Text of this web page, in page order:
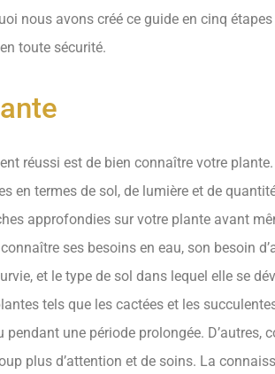
nous avons créé ce guide en cinq
toute sécurité.
réussi est de bien connaître votre
en termes de sol, de lumière et de
approfondies sur votre plante avant
ses besoins en eau, son besoin
et le type de sol dans lequel elle se
tels que les cactées et les
une période prolongée. D’autres,
plus d’attention et de soins. La